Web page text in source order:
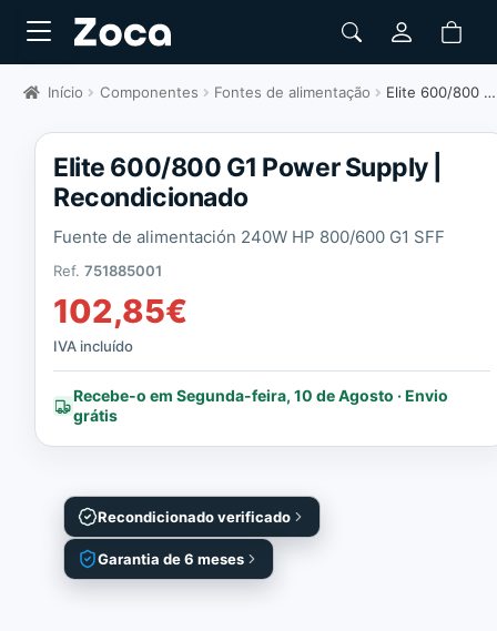
Início Componentes Fontes de alimentação Elite 600/800 G1 Power Supply | Recondicionado
Recondicionado verificado
Garantia de 6 meses
Elite 600/800 G1 Power Supply |
Recondicionado
Fuente de alimentación 240W HP 800/600 G1 SFF
Ref.751885001
102,85€
IVA incluído
Recebe-o em Segunda-feira, 10 de Agosto · Envio
grátis